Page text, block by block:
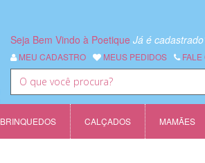
Seja Bem Vindo à Poetique Já é
MEU CADASTRO MEUS PEDIDOS FALE
BRINQUEDOS CALÇADOS MAMÃES